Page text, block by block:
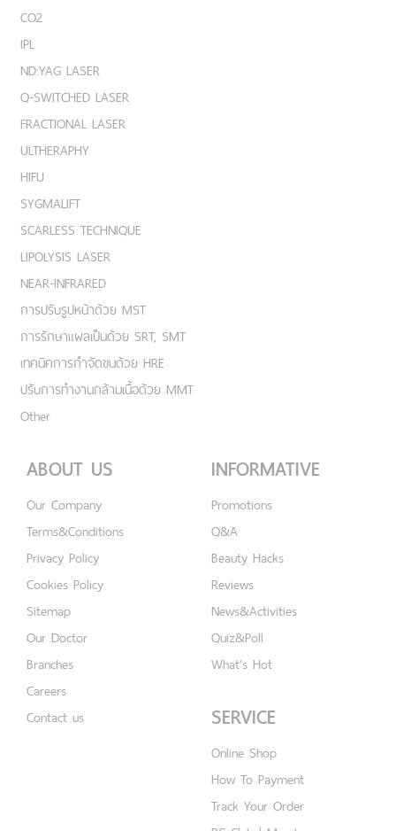
CO2
IPL
ND:YAG LASER
Q-SWITCHED LASER
FRACTIONAL LASER
ULTHERAPHY
HIFU
SYGMALIFT
SCARLESS TECHNIQUE
LIPOLYSIS LASER
NEAR-INFRARED
การปรับรูปหน้าด้วย MST
การรักษาแผลเป็นด้วย SRT, SMT
เทคนิคการกำจัดขนด้วย HRE
ปรับการทำงานกล้ามเนื้อด้วย MMT
Other
ABOUT US
Our Company
Terms&Conditions
Privacy Policy
Cookies Policy
Sitemap
Our Doctor
Branches
Careers
Contact us
INFORMATIVE
Promotions
Q&A
Beauty Hacks
Reviews
News&Activities
Quiz&Poll
What's Hot
SERVICE
Online Shop
How To Payment
Track Your Order